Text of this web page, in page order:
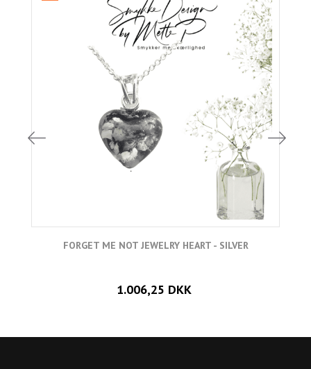
FORGET ME NOT JEWELRY HEART - SILVER
1.006,25 DKK